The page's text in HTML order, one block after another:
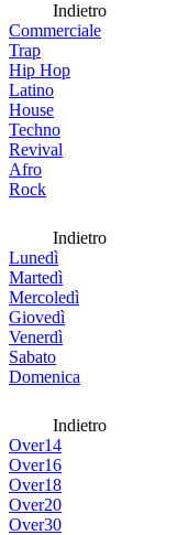
Indietro
Commerciale
Trap
Hip Hop
Latino
House
Techno
Revival
Afro
Rock
Indietro
Lunedì
Martedì
Mercoledì
Giovedì
Venerdì
Sabato
Domenica
Indietro
Over14
Over16
Over18
Over20
Over30